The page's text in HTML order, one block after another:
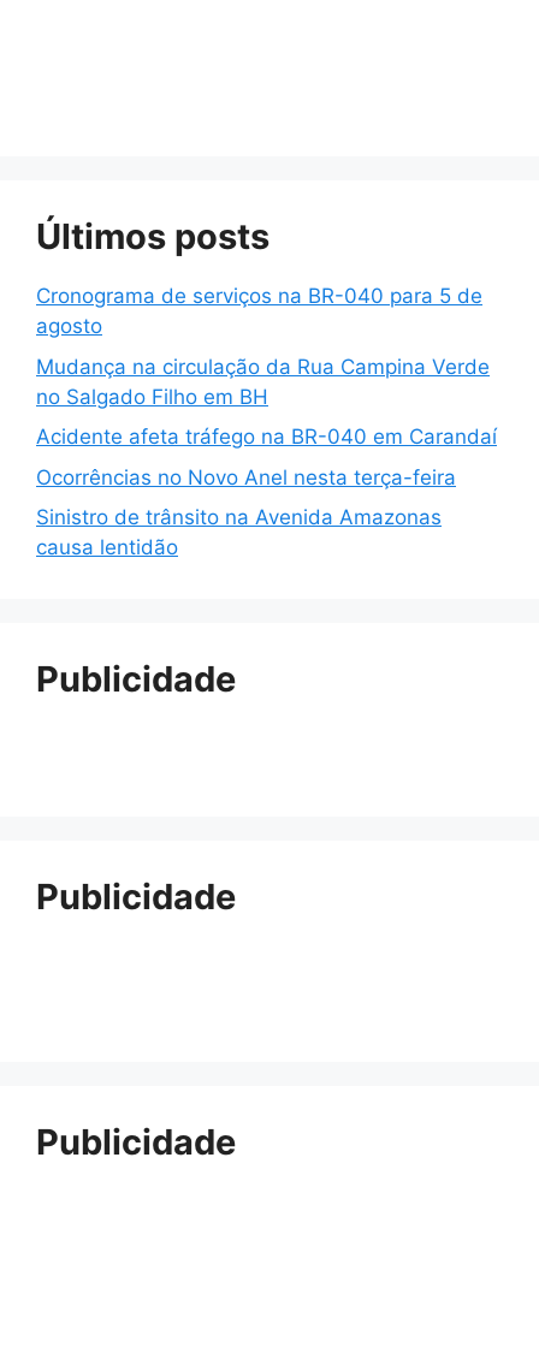
Últimos posts
Cronograma de serviços na BR-040 para 5 de
agosto
Mudança na circulação da Rua Campina Verde
no Salgado Filho em BH
Acidente afeta tráfego na BR-040 em Carandaí
Ocorrências no Novo Anel nesta terça-feira
Sinistro de trânsito na Avenida Amazonas
causa lentidão
Publicidade
Publicidade
Publicidade